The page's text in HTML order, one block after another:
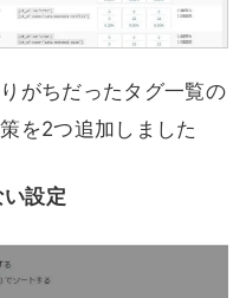
がちだったタグ一覧の
を2つ追加しました
設定